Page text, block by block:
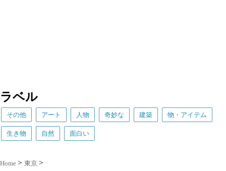
ラベル
その他 アート 人物 奇妙な 建築 物・アイテム
生き物 自然 面白い
Home 東京